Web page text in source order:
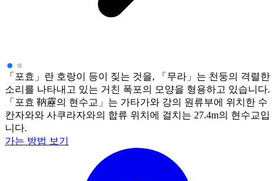
「포효」란 호랑이 등이 짖는 것을, 「무라」는 천둥의 격렬한
소리를 나타내고 있는 거친 폭포의 모양을 형용하고 있습니다.
「포효 靹靂의 현수교」는 가타가와 강의 원류부에 위치한 수
칸자와와 사쿠라자와의 합류 위치에 걸치는 27.4m의 현수교입
니다.
가는 방법 보기